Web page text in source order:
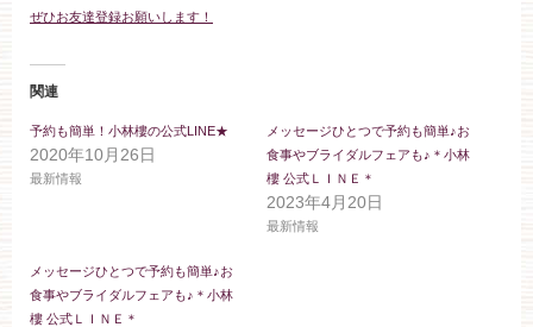
小林楼の結婚式
お客様とのご縁
レストラン＆パーティー
ぜひお友達登録お願いします！
関連
予約も簡単！小林樓の公式LINE★
2020年10月26日
最新情報
メッセージひとつで予約も簡単♪お
食事やブライダルフェアも♪＊小林
樓 公式ＬＩＮＥ＊
2023年4月20日
最新情報
メッセージひとつで予約も簡単♪お
食事やブライダルフェアも♪＊小林
樓 公式ＬＩＮＥ＊